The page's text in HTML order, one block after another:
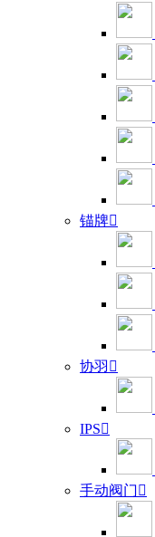
锚牌
协羽 
IPS
手动阀门 